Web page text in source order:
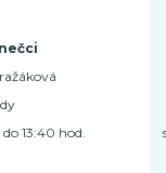
do 13:40 hod.